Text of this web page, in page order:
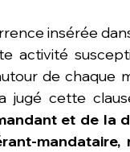
insérée
activité
de chaque
et de la
mandataire,